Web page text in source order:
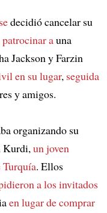
decidió cancelar su
auna
Jackson y Farzin
en su lugar, seguida
y amigos.
organizando su
un joven
Turquía. Ellos
a los invitados
en lugar de comprar